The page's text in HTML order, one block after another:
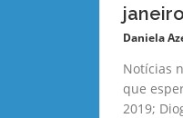
janeiro
Daniela
Notícias
que
2019;